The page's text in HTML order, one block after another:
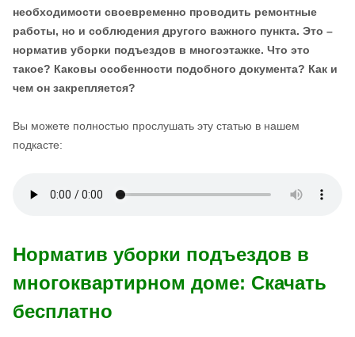
необходимости своевременно проводить ремонтные
работы, но и соблюдения другого важного пункта. Это –
норматив уборки подъездов в многоэтажке. Что это
такое? Каковы особенности подобного документа? Как и
чем он закрепляется?
Вы можете полностью прослушать эту статью в нашем
подкасте:
Норматив уборки подъездов в
многоквартирном доме: Скачать
бесплатно